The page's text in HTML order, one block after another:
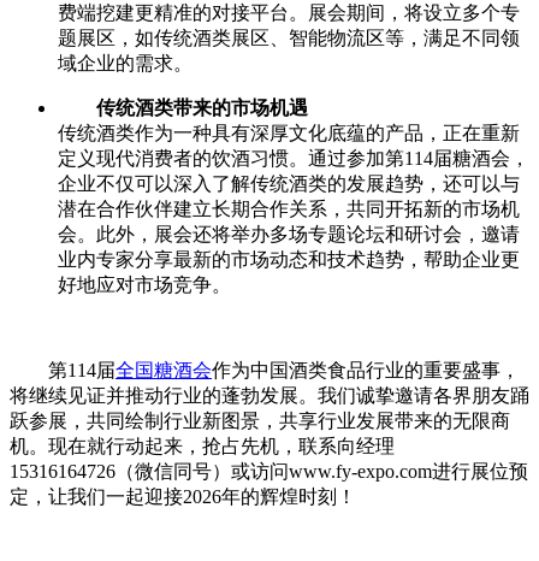
费端挖建更精准的对接平台。展会期间，将设立多个专
题展区，如传统酒类展区、智能物流区等，满足不同领
域企业的需求。
传统酒类带来的市场机遇
传统酒类作为一种具有深厚文化底蕴的产品，正在重新
定义现代消费者的饮酒习惯。通过参加第114届糖酒会，
企业不仅可以深入了解传统酒类的发展趋势，还可以与
潜在合作伙伴建立长期合作关系，共同开拓新的市场机
会。此外，展会还将举办多场专题论坛和研讨会，邀请
业内专家分享最新的市场动态和技术趋势，帮助企业更
好地应对市场竞争。
第114届全国糖酒会作为中国酒类食品行业的重要盛事，
将继续见证并推动行业的蓬勃发展。我们诚挚邀请各界朋友踊
跃参展，共同绘制行业新图景，共享行业发展带来的无限商
机。现在就行动起来，抢占先机，联系向经理
15316164726（微信同号）或访问www.fy-expo.com进行展位预
定，让我们一起迎接2026年的辉煌时刻！